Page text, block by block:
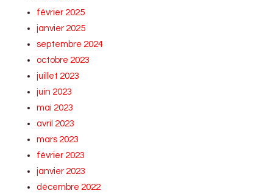
février 2025
janvier 2025
septembre 2024
octobre 2023
juillet 2023
juin 2023
mai 2023
avril 2023
mars 2023
février 2023
janvier 2023
décembre 2022